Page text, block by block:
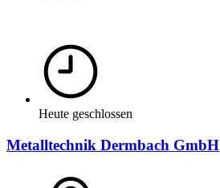
Heute geschlossen
Metalltechnik Dermbach GmbH